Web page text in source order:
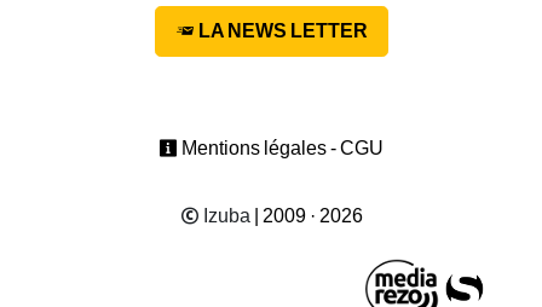
LA NEWS LETTER
Mentions légales - CGU
Izuba | 2009 · 2026